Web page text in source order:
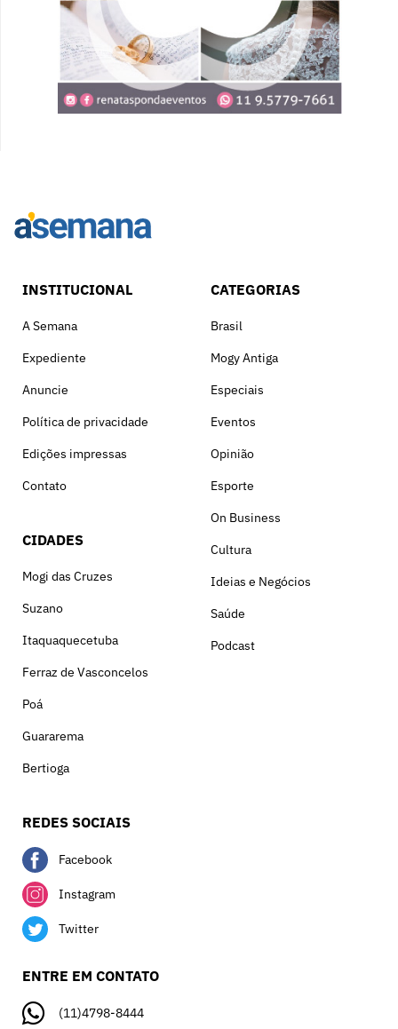
INSTITUCIONAL
A Semana
Expediente
Anuncie
Política de privacidade
Edições impressas
Contato
CIDADES
Mogi das Cruzes
Suzano
Itaquaquecetuba
Ferraz de Vasconcelos
Poá
Guararema
Bertioga
CATEGORIAS
Brasil
Mogy Antiga
Especiais
Eventos
Opinião
Esporte
On Business
Cultura
Ideias e Negócios
Saúde
Podcast
REDES SOCIAIS
Facebook
Instagram
Twitter
ENTRE EM CONTATO
(11)4798-8444